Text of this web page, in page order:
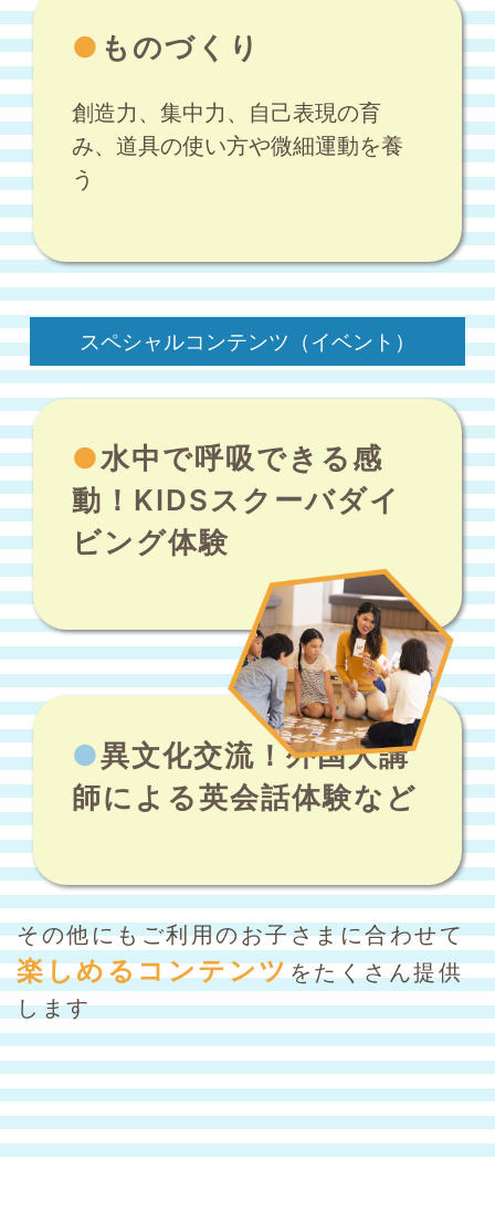
● ものづくり
創造力、集中力、自己表現の育
み、道具の使い方や微細運動を養
う
スペシャルコンテンツ（イベント）
●水中で呼吸できる感
動！ KIDSスクーバダイ
ビング体験
●異文化交流！外国人講
師による英会話体験など
その他にもご利用のお子さまに合わせて
楽しめるコンテンツをたくさん提供
します